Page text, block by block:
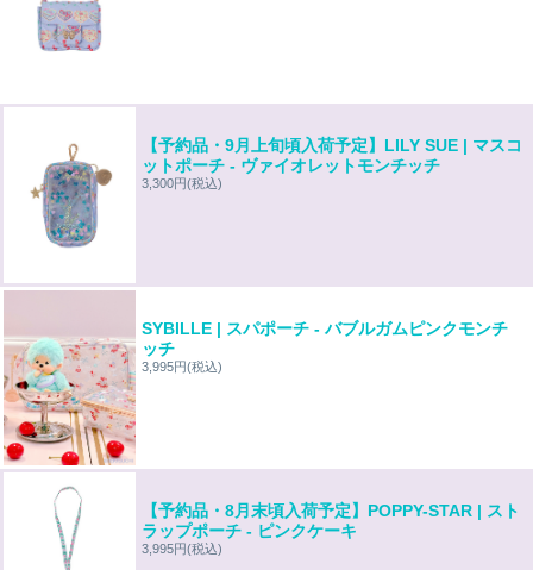
【予約品・9月上旬頃入荷予定】LILY SUE | マスコ
ットポーチ - ヴァイオレットモンチッチ
3,300円(税込)
SYBILLE | スパポーチ - バブルガムピンクモンチ
ッチ
3,995円(税込)
【予約品・8月末頃入荷予定】POPPY-STAR | スト
ラップポーチ - ピンクケーキ
3,995円(税込)